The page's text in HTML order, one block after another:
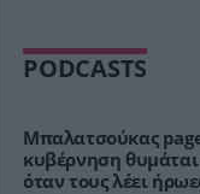
PODCASTS
Μπαλατσούκας
κυβέρνηση
όταν τους λέει